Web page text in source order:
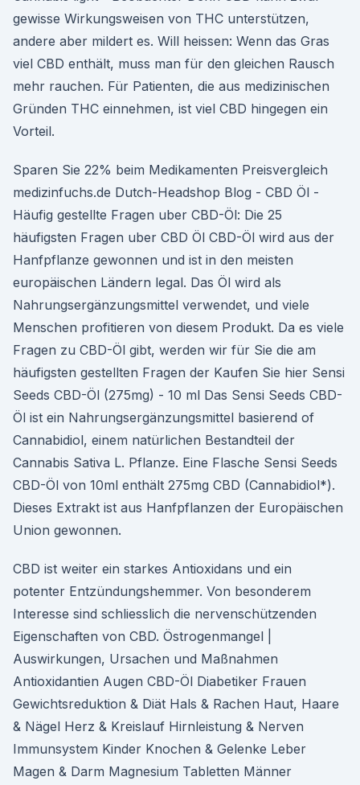
gewisse Wirkungsweisen von THC unterstützen,
andere aber mildert es. Will heissen: Wenn das Gras
viel CBD enthält, muss man für den gleichen Rausch
mehr rauchen. Für Patienten, die aus medizinischen
Gründen THC einnehmen, ist viel CBD hingegen ein
Vorteil.
Sparen Sie 22% beim Medikamenten Preisvergleich
medizinfuchs.de Dutch-Headshop Blog - CBD Öl -
Häufig gestellte Fragen uber CBD-Öl: Die 25
häufigsten Fragen uber CBD Öl CBD-Öl wird aus der
Hanfpflanze gewonnen und ist in den meisten
europäischen Ländern legal. Das Öl wird als
Nahrungsergänzungsmittel verwendet, und viele
Menschen profitieren von diesem Produkt. Da es viele
Fragen zu CBD-Öl gibt, werden wir für Sie die am
häufigsten gestellten Fragen der Kaufen Sie hier Sensi
Seeds CBD-Öl (275mg) - 10 ml Das Sensi Seeds CBD-
Öl ist ein Nahrungsergänzungsmittel basierend of
Cannabidiol, einem natürlichen Bestandteil der
Cannabis Sativa L. Pflanze. Eine Flasche Sensi Seeds
CBD-Öl von 10ml enthält 275mg CBD (Cannabidiol*).
Dieses Extrakt ist aus Hanfpflanzen der Europäischen
Union gewonnen.
CBD ist weiter ein starkes Antioxidans und ein
potenter Entzündungshemmer. Von besonderem
Interesse sind schliesslich die nervenschützenden
Eigenschaften von CBD. Östrogenmangel |
Auswirkungen, Ursachen und Maßnahmen
Antioxidantien Augen CBD-Öl Diabetiker Frauen
Gewichtsreduktion & Diät Hals & Rachen Haut, Haare
& Nägel Herz & Kreislauf Hirnleistung & Nerven
Immunsystem Kinder Knochen & Gelenke Leber
Magen & Darm Magnesium Tabletten Männer